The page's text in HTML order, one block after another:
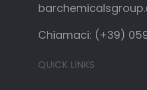
Chiamaci: (+39)
QUICK LINKS